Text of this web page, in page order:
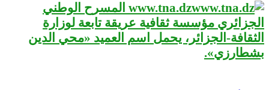
www.tna.dz المسرح الوطني
الجزائري مؤسسة ثقافية عريقة تابعة لوزارة
الثقافة-الجزائر، يحمل اسم العميد «محي الدين
بشطارزي».